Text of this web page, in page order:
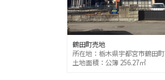
鶴田町売地
所在地：栃木県宇都宮市鶴田町
土地面積：公簿 256.27㎡